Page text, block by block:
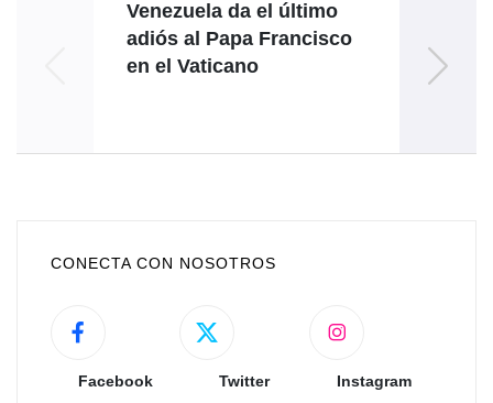
Venezuela da el último
adiós al Papa Francisco
en el Vaticano
CONECTA CON NOSOTROS
Facebook Twitter Instagram